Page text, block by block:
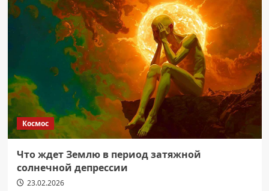
Космос
Что ждет Землю в период затяжной
солнечной депрессии
23.02.2026